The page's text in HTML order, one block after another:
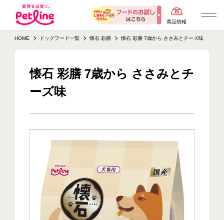
商品情報
HOME ドッグフード一覧 懐石 彩膳 懐石 彩膳 7歳から ささみとチーズ味
懐石 彩膳 7歳から ささみとチ
ーズ味